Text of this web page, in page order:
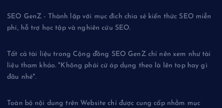
SEO GenZ - Thành lập với mục đích chia sẻ kiến thức SEO miễn
phí, hỗ trợ học tập và nghiên cứu SEO.
Tất cả tài liệu trong Cộng đồng SEO GenZ chỉ nên xem như tài
liệu tham khảo. "Không phải cứ áp dụng theo là lên top hay gì
đâu nhé".
Toàn bộ nội dung trên Website chỉ được cung cấp nhằm mục